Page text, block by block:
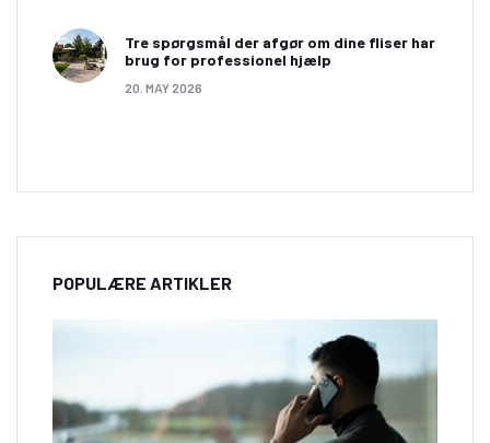
garnvaerkstedet.dk. Hos www.garnvaerkstedet.dk
finder man et stort udvalg af både blødt garn og
fantastiske strikkeopskrifter.
Tre spørgsmål der afgør om dine fliser har
brug for professionel hjælp
20. MAY 2026
POPULÆRE ARTIKLER